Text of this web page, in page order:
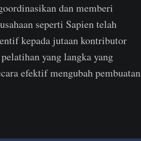
dan memberi
seperti Sapien telah
kepada jutaan kontributor
yang langka yang
efektif mengubah pembuatan